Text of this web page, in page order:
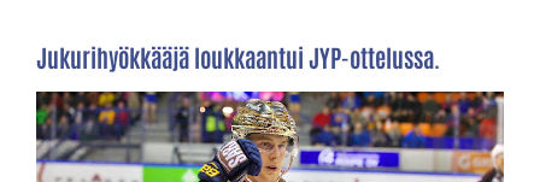
Jukurihyökkääjä loukkaantui JYP-ottelussa.